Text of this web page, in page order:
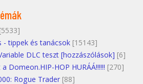
[5533]
- tippek és tanácsok [15143]
DLC teszt [hozzászólások] [6]
Domeon.HIP-HOP HURÁÁ!!!!!! [270]
Rogue Trader [88]